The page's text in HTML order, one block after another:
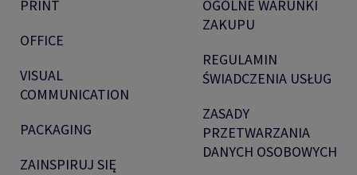
PRINT
OFFICE
VISUAL
COMMUNICATION
PACKAGING
ZAINSPIRUJ SIĘ
OGÓLNE WARUNKI
ZAKUPU
REGULAMIN
ŚWIADCZENIA USŁUG
ZASADY
PRZETWARZANIA
DANYCH OSOBOWYCH